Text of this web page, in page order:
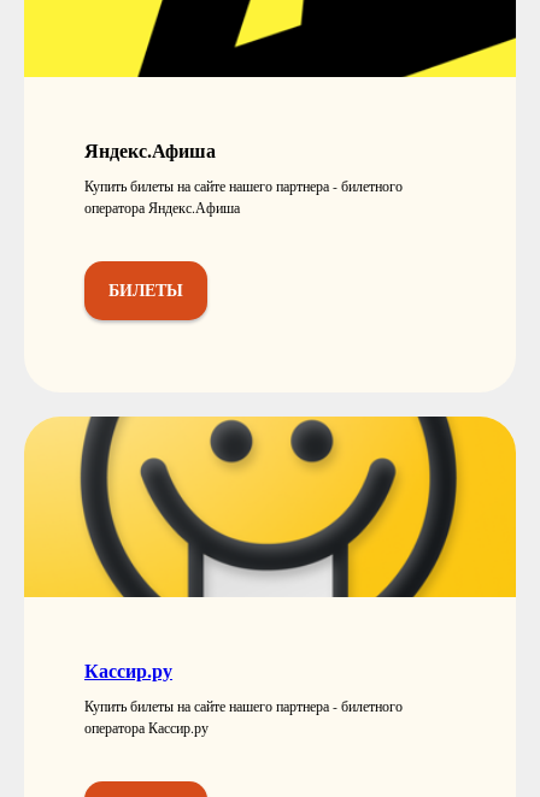
Яндекс.Афиша
Купить билеты на сайте нашего партнера - билетного
оператора Яндекс.Афиша
БИЛЕТЫ
Кассир.ру
Купить билеты на сайте нашего партнера - билетного
оператора Кассир.ру